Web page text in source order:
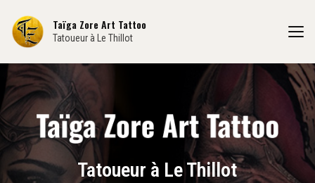
contenu
principal
Taïga Zore Art Tattoo
Tatoueur à Le Thillot
Tatoueur à Le Thillot